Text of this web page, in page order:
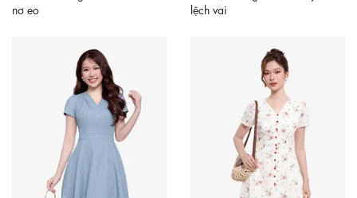
nơ eo
lệch vai